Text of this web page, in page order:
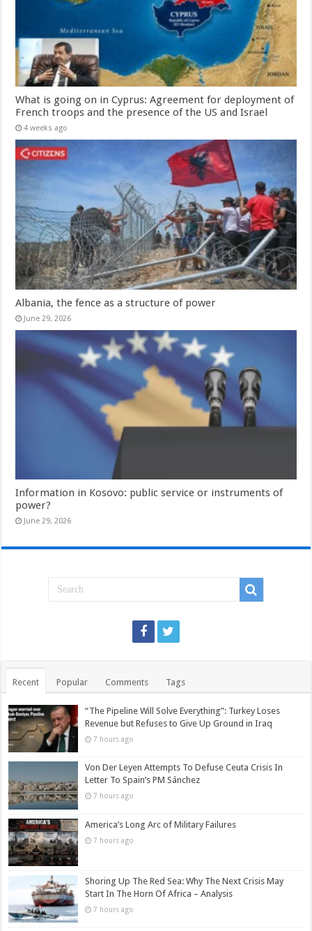
What is going on in Cyprus: Agreement for deployment of
French troops and the presence of the US and Israel
4 weeks ago
Albania, the fence as a structure of power
June 29, 2026
Information in Kosovo: public service or instruments of
power?
June 29, 2026
Recent Popular Comments Tags
“The Pipeline Will Solve Everything”: Turkey Loses
Revenue but Refuses to Give Up Ground in Iraq
7 hours ago
Von Der Leyen Attempts To Defuse Ceuta Crisis In
Letter To Spain’s PM Sánchez
7 hours ago
America’s Long Arc of Military Failures
7 hours ago
Shoring Up The Red Sea: Why The Next Crisis May
Start In The Horn Of Africa – Analysis
7 hours ago